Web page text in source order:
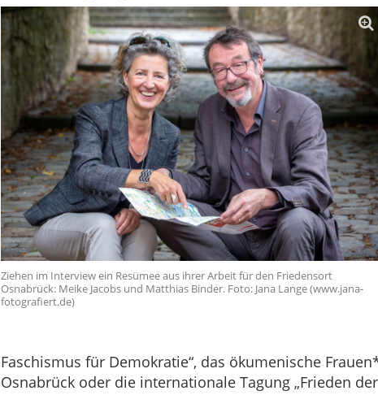
Ziehen im Interview ein Resümee aus ihrer Arbeit für den Friedensort
Osnabrück: Meike Jacobs und Matthias Binder. Foto: Jana Lange (www.jana-
fotografiert.de)
Faschismus für Demokratie“, das ökumenische
Osnabrück oder die internationale Tagung „Frieden